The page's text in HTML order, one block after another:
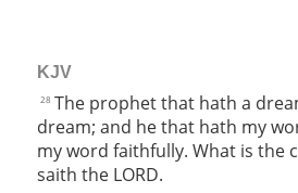
KJV
28 The prophet that hath a
dream; and he that hath my
my word faithfully. What is the
saith the LORD.